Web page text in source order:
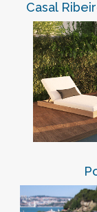
Casal